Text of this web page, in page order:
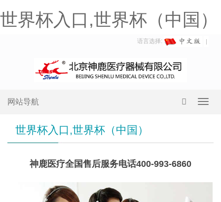
世界杯入口,世界杯（中国）
语言选择:
网站导航
世界杯入口,世界杯（中国）
神鹿医疗全国售后服务电话400-993-6860